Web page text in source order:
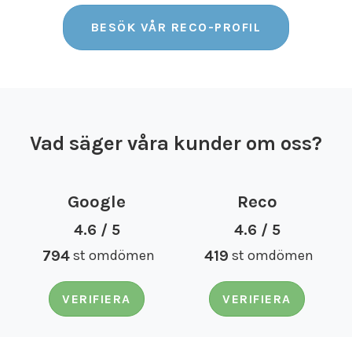
BESÖK VÅR RECO-PROFIL
Vad säger våra kunder om oss?
Google
4.6 / 5
794 st omdömen
VERIFIERA
Reco
4.6 / 5
419 st omdömen
VERIFIERA